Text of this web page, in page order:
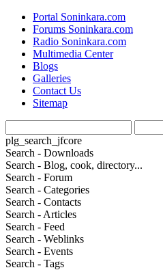
Portal Soninkara.com
Forums Soninkara.com
Radio Soninkara.com
Multimedia Center
Blogs
Galleries
Contact Us
Sitemap
plg_search_jfcore
Search - Downloads
Search - Blog, cook, directory...
Search - Forum
Search - Categories
Search - Contacts
Search - Articles
Search - Feed
Search - Weblinks
Search - Events
Search - Tags